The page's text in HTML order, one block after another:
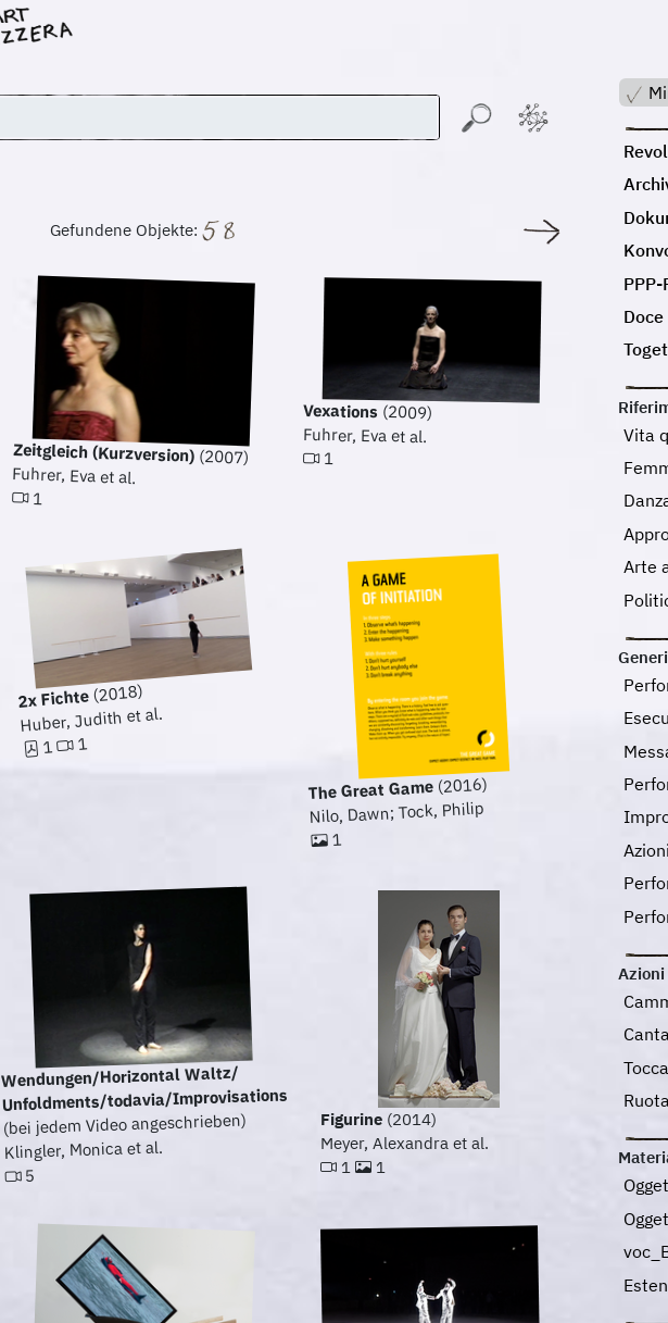
Gefundene Objekte:
Zeitgleich (Kurzversion)(2007)
Fuhrer, Eva et al.
1
Vexations (2009)
Fuhrer, Eva et al.
1
2x Fichte(2018)
Huber, Judith et al.
1 1
The Great Game(2016)
Nilo, Dawn; Tock, Philip
1
Wendungen/Horizontal Waltz/
Unfoldments/todavia/Improvisations
(bei jedem Video angeschrieben)
Klingler, Monica et al.
5
Figurine(2014)
Meyer, Alexandra et al.
1
1
Vita
Arte
Generi
Azioni